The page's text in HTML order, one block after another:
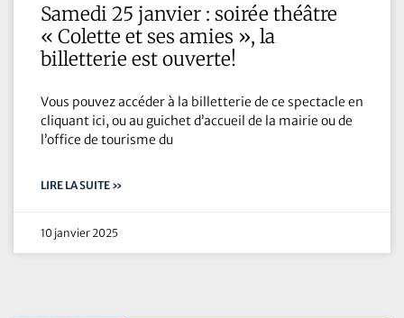
Samedi 25 janvier : soirée théâtre
« Colette et ses amies », la
billetterie est ouverte!
Vous pouvez accéder à la billetterie de ce spectacle en
cliquant ici, ou au guichet d’accueil de la mairie ou de
l’office de tourisme du
LIRE LA SUITE »
10 janvier 2025